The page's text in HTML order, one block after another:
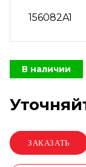
156082A1
В наличии